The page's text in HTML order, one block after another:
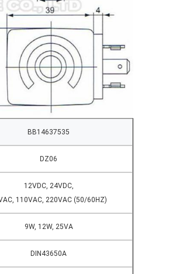
BB14637535
DZ06
12VDC, 24VDC,
110VAC, 220VAC (50/60HZ)
9W, 12W, 25VA
DIN43650A